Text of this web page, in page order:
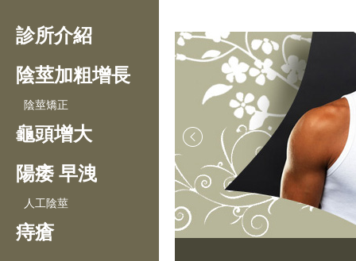
診所介紹
陰莖加粗增長
陰莖矯正
龜頭增大
陽痿 早洩
人工陰莖
痔瘡